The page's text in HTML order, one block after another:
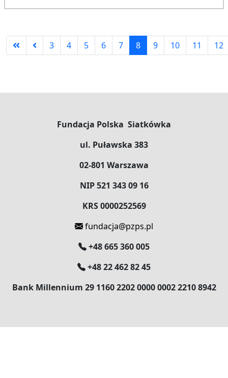
Strona 8 z 13
3 4 5 6 7 8 9 10 11 12
Fundacja Polska Siatkówka
ul. Puławska 383
02-801 Warszawa
NIP 521 343 09 16
KRS 0000252569
fundacja@pzps.pl
+48 665 360 005
+48 22 462 82 45
Bank Millennium 29 1160 2202 0000 0002 2210 8942